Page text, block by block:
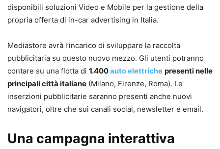
disponibili soluzioni Video e Mobile per la gestione della
propria offerta di in-car advertising in Italia.
Mediastore avrà l’incarico di sviluppare la raccolta
pubblicitaria su questo nuovo mezzo. Gli utenti potranno
contare su una flotta di 1.400auto elettriche presenti nelle
principali città italiane (Milano, Firenze, Roma). Le
inserzioni pubblicitarie saranno presenti anche nuovi
navigatori, oltre che sui canali social, newsletter e email.
Una campagna interattiva